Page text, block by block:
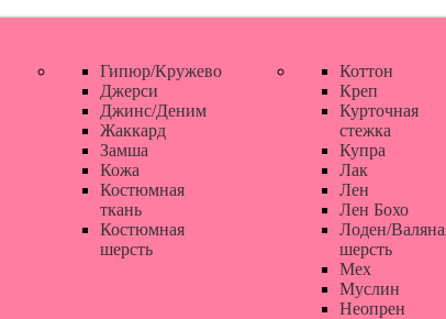
Гипюр/Кружево
Джерси
Джинс/Деним
Жаккард
Замша
Кожа
Костюмная
ткань
Костюмная
шерсть
Коттон
Креп
Курточная
стежка
Купра
Лак
Лен
Лен Бохо
Лоден/
шерсть
Мех
Муслин
Неопрен